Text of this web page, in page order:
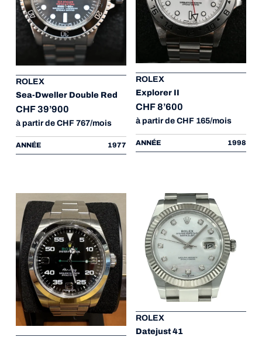
ROLEX
Sea-Dweller Double Red
CHF 39’900
à partir de CHF 767/mois
ANNÉE 1977
ROLEX
Explorer II
CHF 8’600
à partir de CHF 165/mois
ANNÉE 1998
ROLEX
Datejust 41